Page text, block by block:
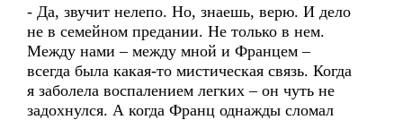
- Да, звучит нелепо. Но, знаешь, верю. И дело
не в семейном предании. Не только в нем.
Между нами – между мной и Францем –
всегда была какая-то мистическая связь. Когда
я заболела воспалением легких – он чуть не
задохнулся. А когда Франц однажды сломал